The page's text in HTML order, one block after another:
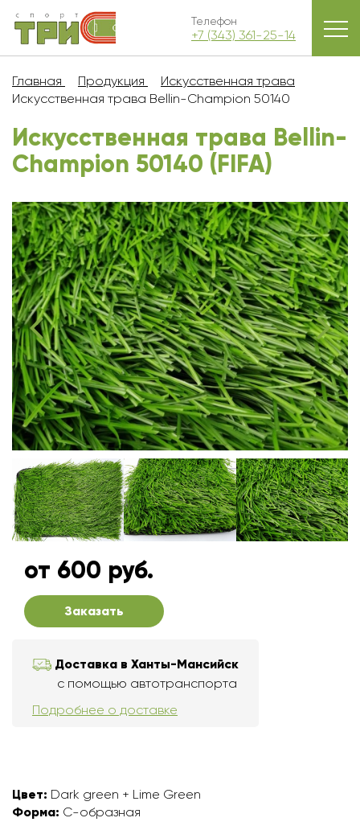
Телефон
+7 (343) 361-25-14
Главная Продукция
Искусственная трава
Искусственная трава Bellin-Champion 50140
Искусственная трава Bellin-
Champion 50140 (FIFA)
от 600 руб.
Заказать
Доставка в Ханты-Мансийск
с помощью автотранспорта
Подробнее о доставке
Цвет: Dark green + Lime Green
Форма: C-образная